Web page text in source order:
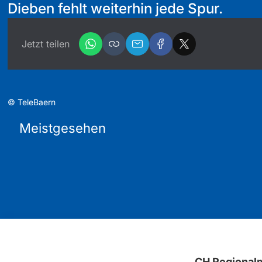
Dieben fehlt weiterhin jede Spur.
Jetzt teilen
© TeleBaern
Meistgesehen